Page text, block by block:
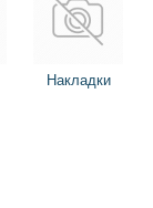
Накладки